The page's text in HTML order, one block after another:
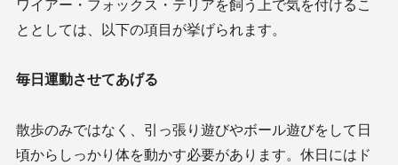
ワイアー・フォックス・テリアを飼う上で気を付けるこ
ととしては、以下の項目が挙げられます。
毎日運動させてあげる
散歩のみではなく、引っ張り遊びやボール遊びをして日
頃からしっかり体を動かす必要があります。休日にはド